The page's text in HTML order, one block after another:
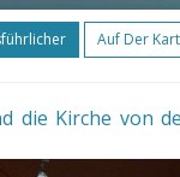
Auf Der
die Kirche von